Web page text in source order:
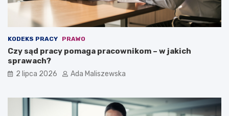
KODEKS PRACY PRAWO
Czy sąd pracy pomaga pracownikom – w jakich
sprawach?
2 lipca 2026 Ada Maliszewska